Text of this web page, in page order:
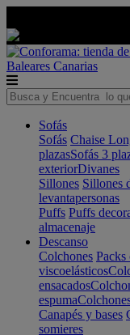
Baleares Canarias
Sofás
Sofás Chaise
plazasSofás 3
exteriorDivanes
Sillones Sillones
levantapersonas
Puffs Puffs
almacenaje
Descanso
Colchones Packs
viscoelásticos
ensacados
espuma
Canapés y bases
somieres